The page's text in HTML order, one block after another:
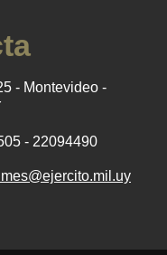
- Montevideo -
- 22094490